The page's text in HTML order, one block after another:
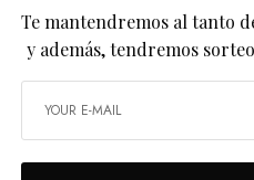
Te mantendremos al tanto
y además, tendremos